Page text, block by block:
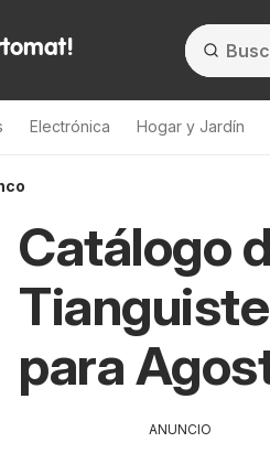
Electrónica Hogar y Jardín
Catálogo
para
ANUNCIO